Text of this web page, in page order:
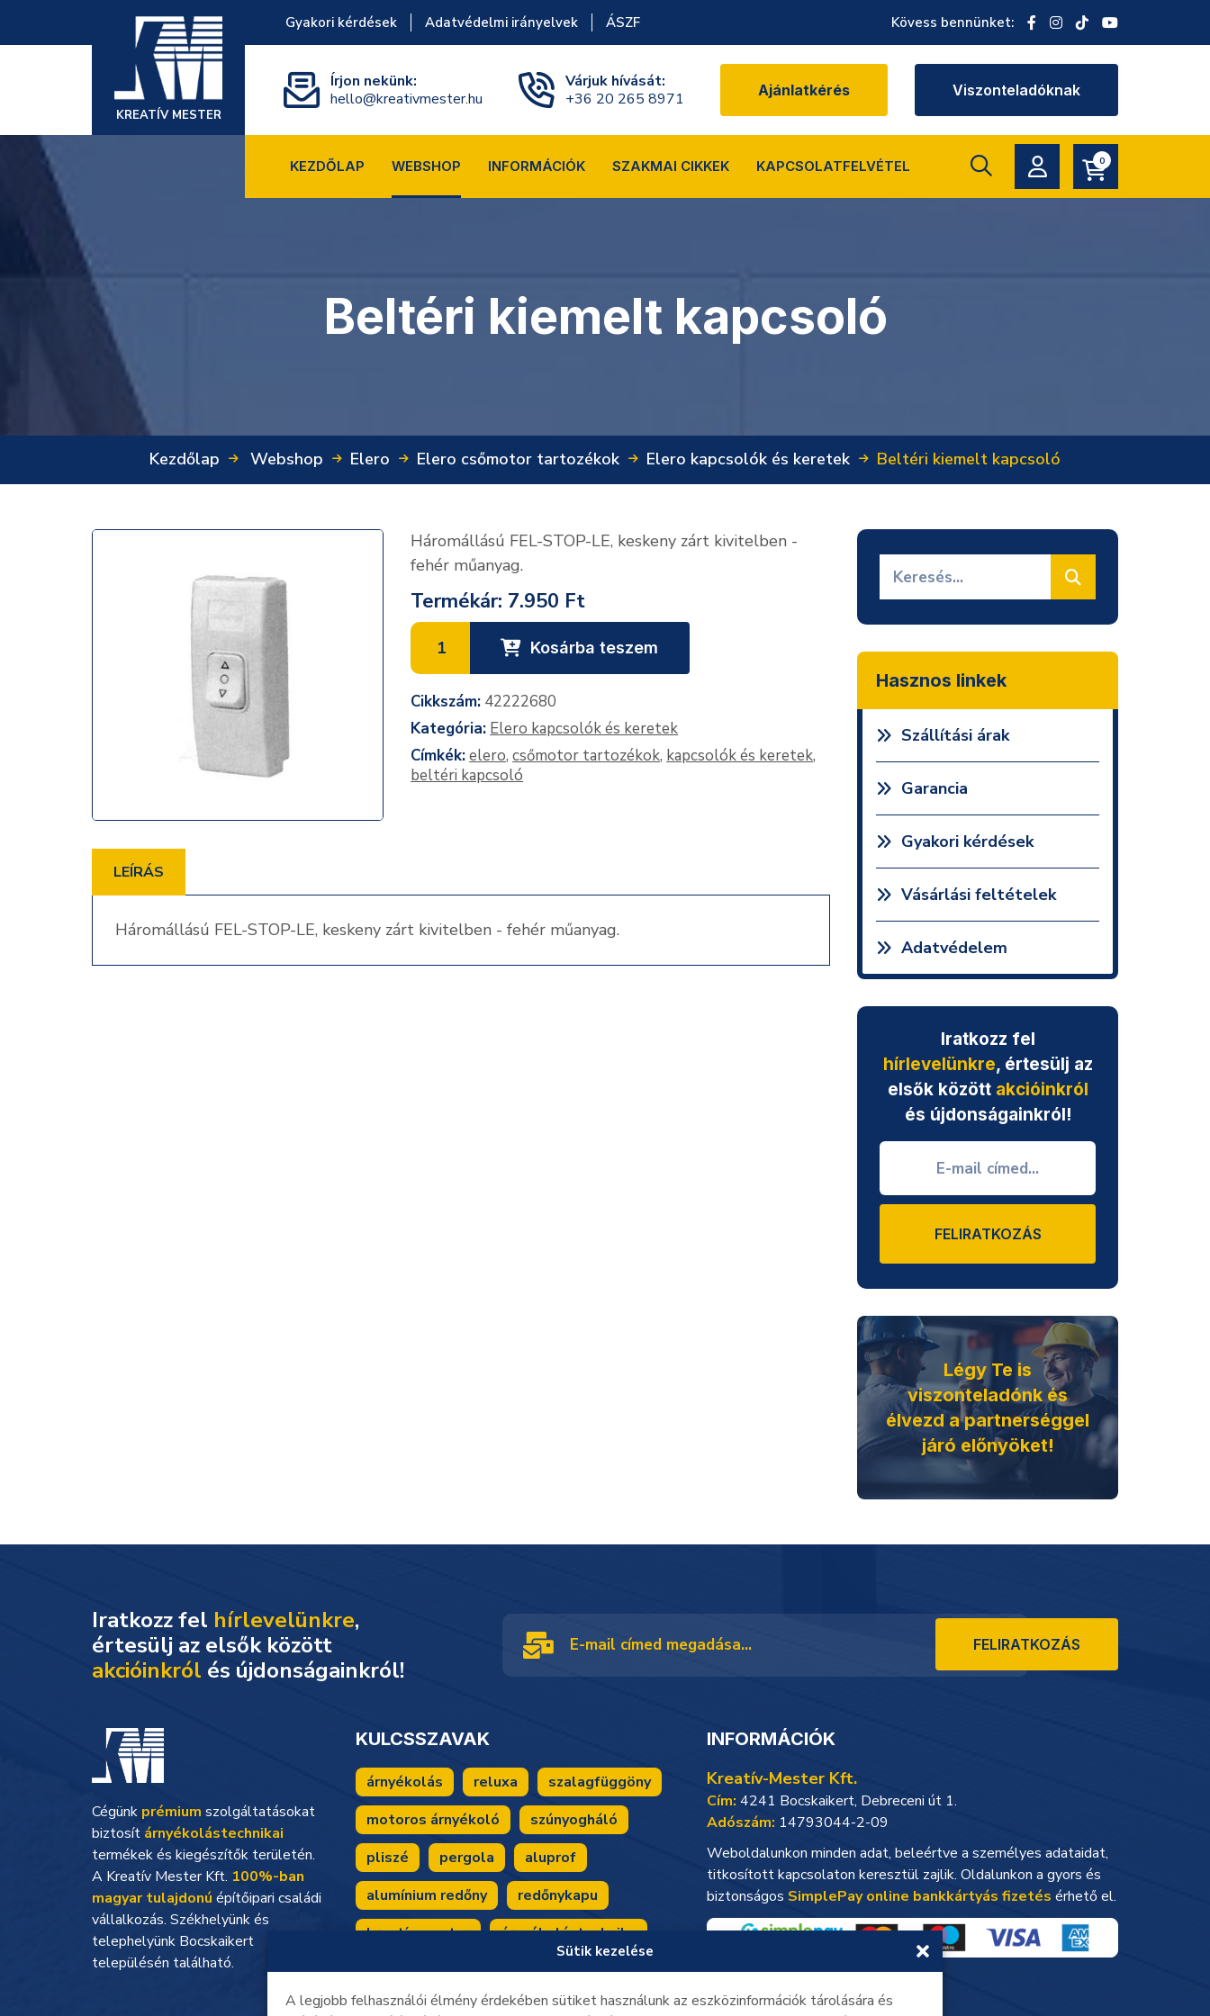
Sütik kezelése
A legjobb felhasználói élmény érdekében sütiket használunk az eszközinformációk tárolására és
Gyakori kérdések Adatvédelmi irányelvek ÁSZF Kövess bennünket:
KREATÍV MESTER
Írjon nekünk:
hello@kreativmester.hu
Várjuk hívását:
+36 20 265 8971
Ajánlatkérés Viszonteladóknak
KEZDŐLAP WEBSHOP INFORMÁCIÓK SZAKMAI CIKKEK KAPCSOLATFELVÉTEL 0
Beltéri kiemelt kapcsoló
Kezdőlap Webshop Elero Elero csőmotor tartozékok Elero kapcsolók és keretek Beltéri kiemelt kapcsoló
Háromállású FEL-STOP-LE, keskeny zárt kivitelben -
fehér műanyag.
Termékár: 7.950 Ft
Kosárba teszem
Cikkszám: 42222680
Kategória: Elero kapcsolók és keretek
Címkék:elero,csőmotor tartozékok, kapcsolók és keretek,
beltéri kapcsoló
LEÍRÁS
Háromállású FEL-STOP-LE, keskeny zárt kivitelben - fehér műanyag.
Hasznos linkek
Szállítási árak
Garancia
Gyakori kérdések
Vásárlási feltételek
Adatvédelem
Iratkozz fel
hírlevelünkre, értesülj az
elsők között akcióinkról
és újdonságainkról!
FELIRATKOZÁS
Légy Te is
viszonteladónk és
élvezd a partnerséggel
járó előnyöket!
Iratkozz fel hírlevelünkre,
akcióinkról és újdonságainkról!
FELIRATKOZÁS
Cégünk prémium szolgáltatásokat
biztosít árnyékolástechnikai
termékek és kiegészítők területén.
A Kreatív Mester Kft. 100%-ban
magyar tulajdonú építőipari családi
vállalkozás. Székhelyünk és
telephelyünk Bocskaikert
településén található.
KULCSSZAVAK
árnyékolás reluxa
szalagfüggöny
motoros árnyékoló
szúnyogháló
pliszé
pergola
aluprof
alumínium redőny
redőnykapu
kreatív mester
árnyékolástechnika
árnyékoló
jelen árnyékolója
INFORMÁCIÓK
Kreatív-Mester Kft.
Cím: 4241 Bocskaikert, Debreceni út 1.
Adószám: 14793044-2-09
Weboldalunkon minden adat, beleértve a személyes adataidat,
titkosított kapcsolaton keresztül zajlik. Oldalunkon a gyors és
biztonságos SimplePay online bankkártyás fizetés érhető el.